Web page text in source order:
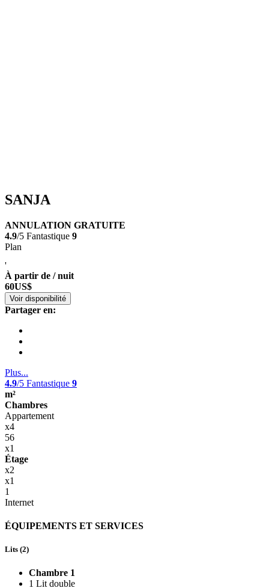
SANJA
ANNULATION GRATUITE
4.9/5 Fantastique 9
Plan
'
À partir de / nuit
60US$
Voir disponibilité
Partager en:
Plus...
4.9/5 Fantastique 9
m²
Chambres
Appartement
x4
56
x1
Étage
x2
x1
1
Internet
ÉQUIPEMENTS ET SERVICES
Lits (2)
Chambre 1
1 Lit double